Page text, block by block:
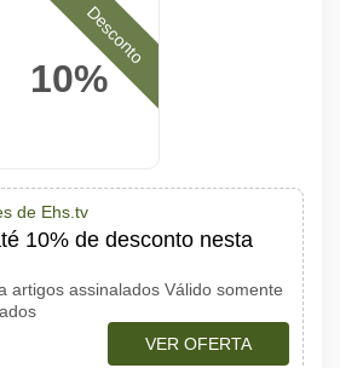
10%
Desconto
de Ehs.tv
10% de desconto nesta
artigos assinalados Válido somente
VER OFERTA